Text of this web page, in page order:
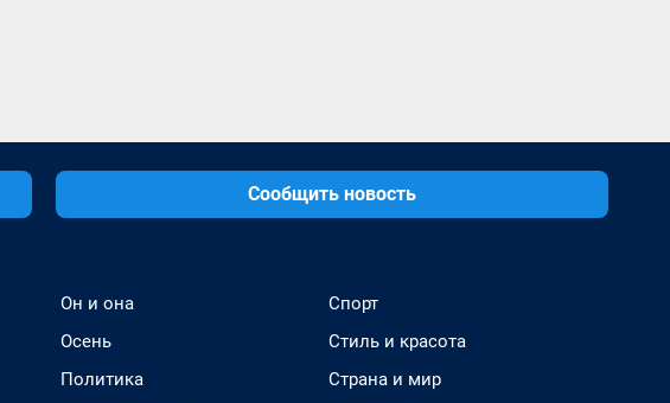
Сообщить новость
Он и она
Осень
Политика
Спорт
Стиль и красота
Страна и мир